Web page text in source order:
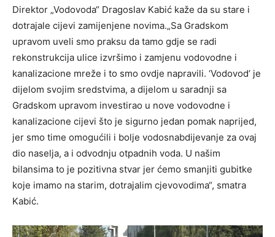
Direktor „Vodovoda“ Dragoslav Kabić kaže da su stare i
dotrajale cijevi zamijenjene novima.„Sa Gradskom
upravom uveli smo praksu da tamo gdje se radi
rekonstrukcija ulice izvršimo i zamjenu vodovodne i
kanalizacione mreže i to smo ovdje napravili. ‘Vodovod’ je
dijelom svojim sredstvima, a dijelom u saradnji sa
Gradskom upravom investirao u nove vodovodne i
kanalizacione cijevi što je sigurno jedan pomak naprijed,
jer smo time omogućili i bolje vodosnabdijevanje za ovaj
dio naselja, a i odvodnju otpadnih voda. U našim
bilansima to je pozitivna stvar jer ćemo smanjiti gubitke
koje imamo na starim, dotrajalim cjevovodima“, smatra
Kabić.